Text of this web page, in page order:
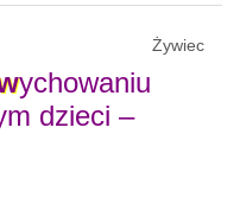
Żywiec
ychowaniu
dzieci –